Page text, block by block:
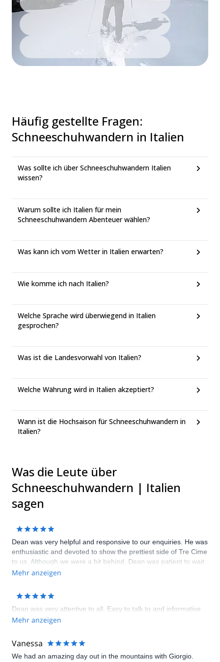
Häufig gestellte Fragen:
Schneeschuhwandern in Italien
Was sollte ich über Schneeschuhwandern Italien
wissen?
Warum sollte ich Italien für mein
Schneeschuhwandern Abenteuer wählen?
Was kann ich vom Wetter in Italien erwarten?
Wie komme ich nach Italien?
Welche Sprache wird überwiegend in Italien
gesprochen?
Was ist die Landesvorwahl von Italien?
Welche Währung wird in Italien akzeptiert?
Wann ist die Hochsaison für Schneeschuhwandern in
Italien?
Was die Leute über
Schneeschuhwandern | Italien
sagen
Dean was very helpful and responsive to our enquiries. He was
enthusiastic and devoted to show the prettiest side of Tre Cime
to us. Although we were a bit behind, Dean was patient to wait
for us and cater to our speed. Great experience!!
Mehr anzeigen
Dean was very attentive to all. Easy to talk to and informative
Mehr anzeigen
Vanessa
We had an amazing day out in the mountains with Giorgio.